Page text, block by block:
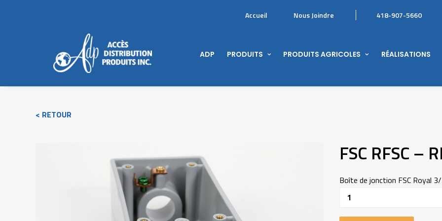
Accueil Nous Joindre 418-907-5660
ADP PRODUITS PRODUITS AGRICOLES RÉALISATIONS
< RETOUR
FSC RFSC –
Boîte de jonction FSC Royal